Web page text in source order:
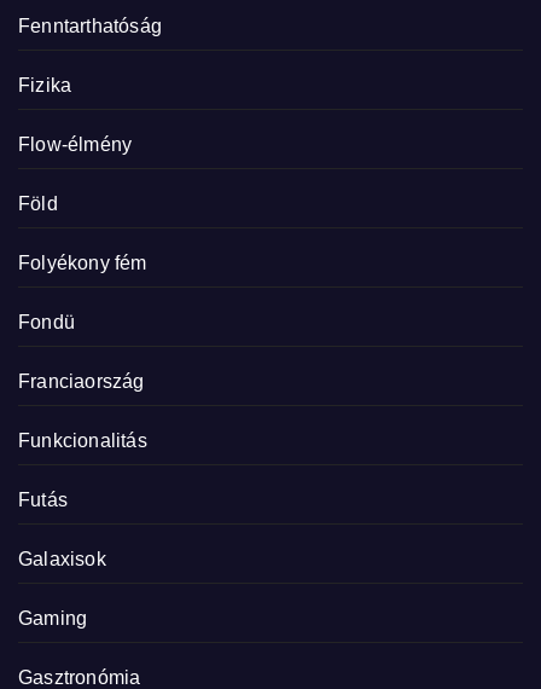
Fenntarthatóság
Fizika
Flow-élmény
Föld
Folyékony fém
Fondü
Franciaország
Funkcionalitás
Futás
Galaxisok
Gaming
Gasztronómia